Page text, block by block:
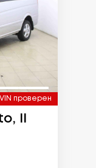
проверен
II